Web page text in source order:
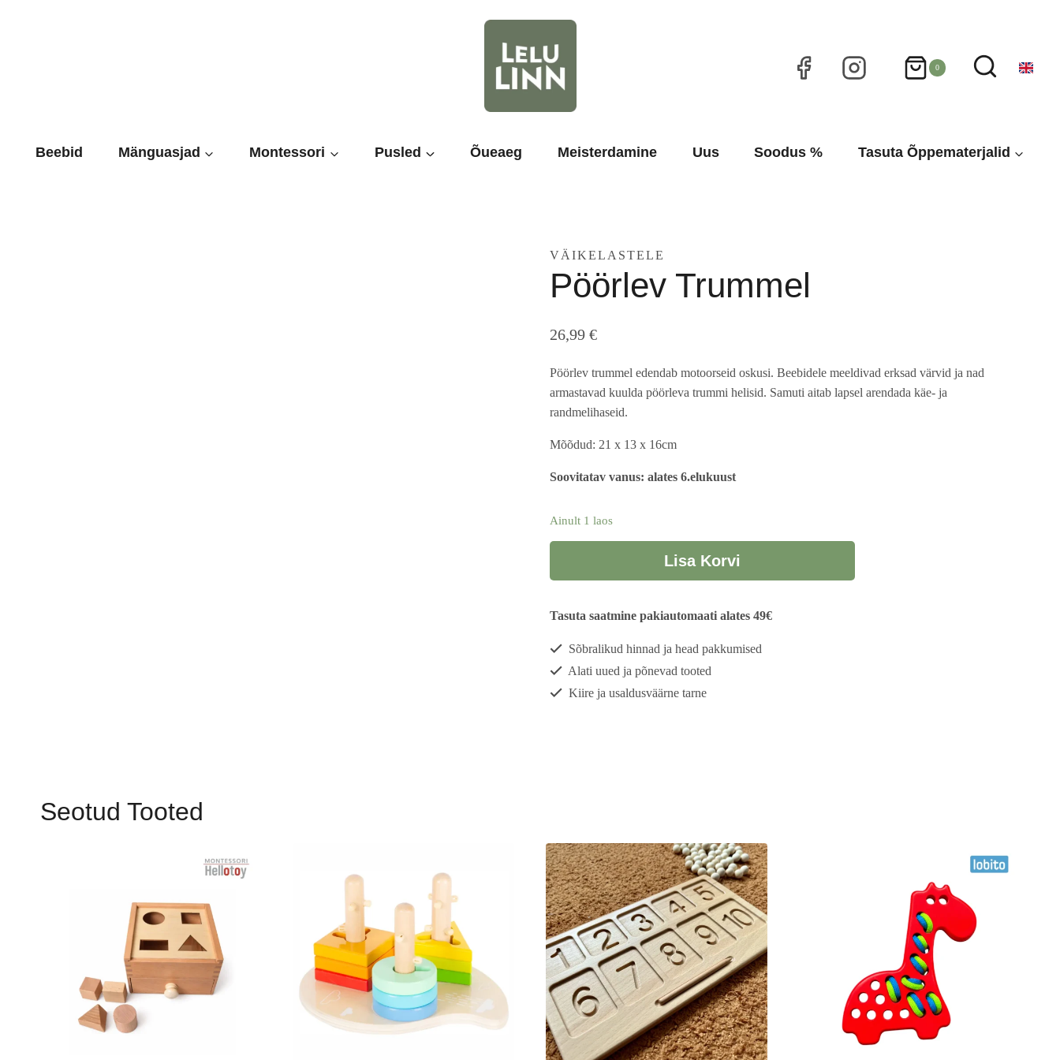
0
Beebid Mänguasjad Montessori Pusled Õueaeg Meisterdamine Uus Soodus % Tasuta Õppematerjalid
VÄIKELASTELE
Pöörlev Trummel
26,99 €
Pöörlev trummel edendab motoorseid oskusi. Beebidele meeldivad erksad värvid ja nad
armastavad kuulda pöörleva trummi helisid. Samuti aitab lapsel arendada käe- ja
randmelihaseid.
Mõõdud: 21 x 13 x 16cm
Soovitatav vanus: alates 6.elukuust
Ainult 1 laos
Lisa Korvi
Tasuta saatmine pakiautomaati alates 49€
Sõbralikud hinnad ja head pakkumised
Alati uued ja põnevad tooted
Kiire ja usaldusväärne tarne
Seotud Tooted